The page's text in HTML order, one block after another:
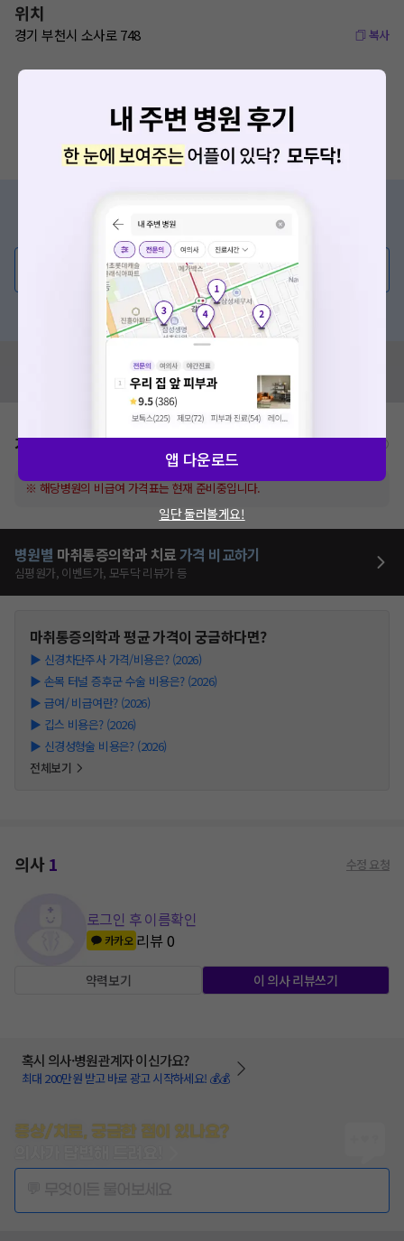
위치
경기 부천시 소사로 748 복사
증상/치료, 궁금한 점이 있나요?
💬 무엇이든 물어보세요
혹은, 의료상담 서비스에 다양한 게시글 보러가기
혹시 잘못된 병원정보가 있나요?
모두닥 팀에 알려주세요!
가격표 비급여/급여 진료란?
※ 해당병원의 비급여 가격표는 현재 준비중입니다.
병원별 마취통증의학과 치료가격 비교하기
심평원가, 이벤트가, 모두닥 리뷰가 등
마취통증의학과평균 가격이 궁금하다면?
▶ 신경차단주사 가격/비용은? (2026)
▶ 손목 터널 증후군 수술 비용은? (2026)
▶ 급여/ 비급여란? (2026)
▶ 깁스 비용은? (2026)
▶ 신경성형술 비용은? (2026)
전체보기
의사1 수정 요청
로그인 후 이름확인
카카오 리뷰0
약력보기 이 의사 리뷰쓰기
혹시 의사·병원관계자 이신가요?
최대 200만원 받고 바로 광고 시작하세요! 💰💰
증상/치료, 궁금한 점이 있나요?
앱 다운로드
일단 둘러볼게요!